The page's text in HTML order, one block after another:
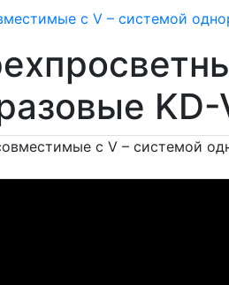
с V – системой